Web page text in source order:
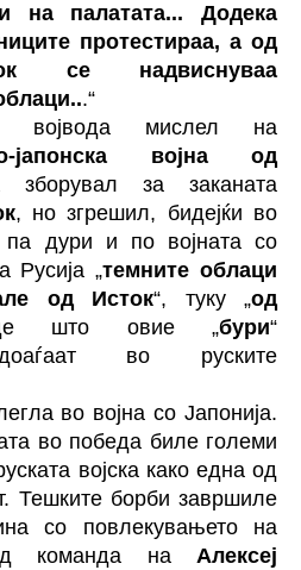
на палатата... Додека
протестираа, а од
се надвиснуваа
.“
војвода мислел на
јапонска војна од
зборувал за заканата
, но згрешил, бидејќи во
па дури и по војната со
Русија „темните облаци
од Исток“, туку „од
што овие „бури“
во руските
во војна со Јапонија.
во победа биле големи
војска како една од
Тешките борби завршиле
со повлекувањето на
команда на
Алексеј